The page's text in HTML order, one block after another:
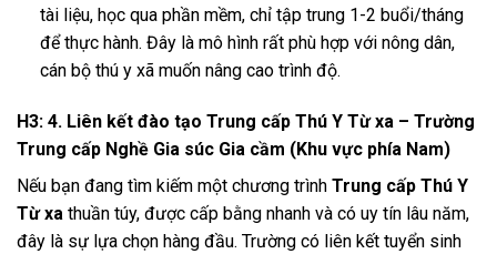
tài liệu, học qua phần mềm, chỉ tập trung 1-2 buổi/tháng
để thực hành. Đây là mô hình rất phù hợp với nông dân,
cán bộ thú y xã muốn nâng cao trình độ.
H3: 4. Liên kết đào tạo Trung cấp Thú Y Từ xa – Trường
Trung cấp Nghề Gia súc Gia cầm (Khu vực phía Nam)
Nếu bạn đang tìm kiếm một chương trình Trung cấp Thú Y
Từ xa thuần túy, được cấp bằng nhanh và có uy tín lâu năm,
đây là sự lựa chọn hàng đầu. Trường có liên kết tuyển sinh